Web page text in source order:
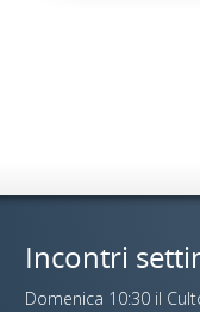
Incontri
Domenica 10:30 il